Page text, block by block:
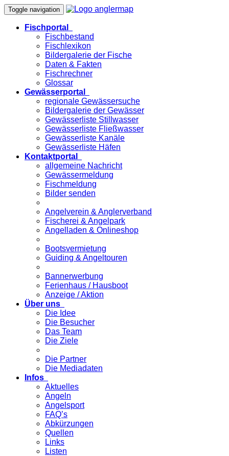
Toggle navigation
Fischportal
Fischbestand
Fischlexikon
Bildergalerie der Fische
Daten & Fakten
Fischrechner
Glossar
Gewässerportal
regionale Gewässersuche
Bildergalerie der Gewässer
Gewässerliste Stillwasser
Gewässerliste Fließwasser
Gewässerliste Kanäle
Gewässerliste Häfen
Kontaktportal
allgemeine Nachricht
Gewässermeldung
Fischmeldung
Bilder senden
Angelverein & Anglerverband
Fischerei & Angelpark
Angelladen & Onlineshop
Bootsvermietung
Guiding & Angeltouren
Bannerwerbung
Ferienhaus / Hausboot
Anzeige / Aktion
Über uns
Die Idee
Die Besucher
Das Team
Die Ziele
Die Partner
Die Mediadaten
Infos
Aktuelles
Angeln
Angelsport
FAQ’s
Abkürzungen
Quellen
Links
Listen